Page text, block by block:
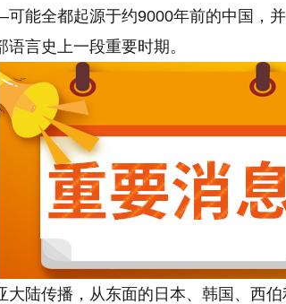
能全都起源于约9000年前的中国，
言史上一段重要时期。
大陆传播，从东面的日本、韩国、西